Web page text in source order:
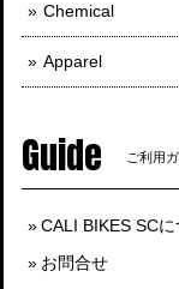
Chemical
Apparel
Guide ご利用
CALI BIKES SCに
お問合せ